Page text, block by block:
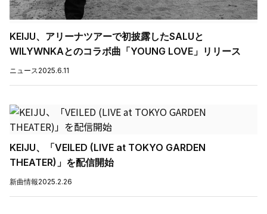
KEIJU、アリーナツアーで初披露したSALUと
WILYWNKAとのコラボ曲「YOUNG LOVE」リリース
ニュース2025.6.11
KEIJU、「VEILED (LIVE at TOKYO GARDEN
THEATER)」を配信開始
新曲情報2025.2.26